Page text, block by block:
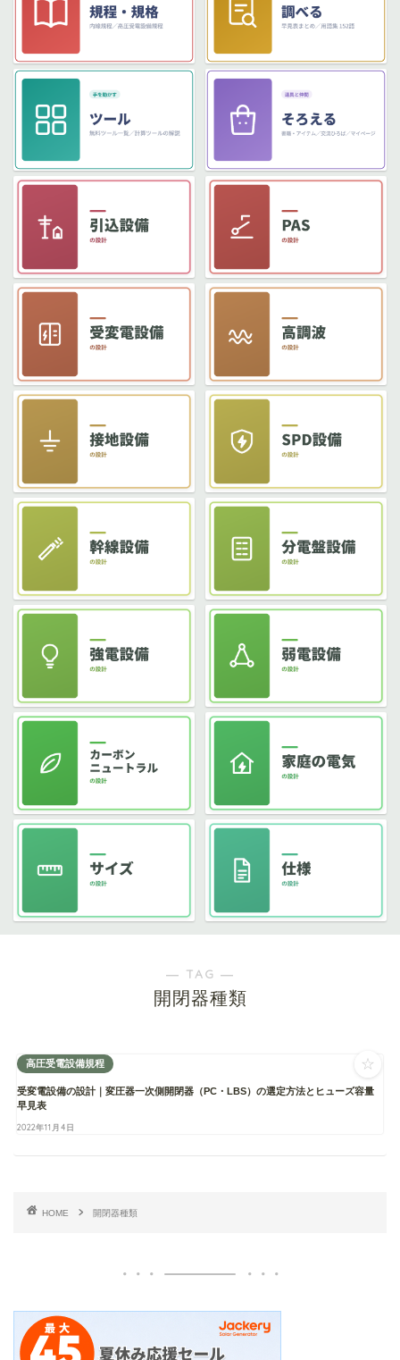
― TAG ―
開閉器種類
高圧受電設備規程
受変電設備の設計｜変圧器一次側開閉器（PC・LBS）の選定方法とヒューズ容量
早見表
2022年11月4日
☆
HOME 開閉器種類